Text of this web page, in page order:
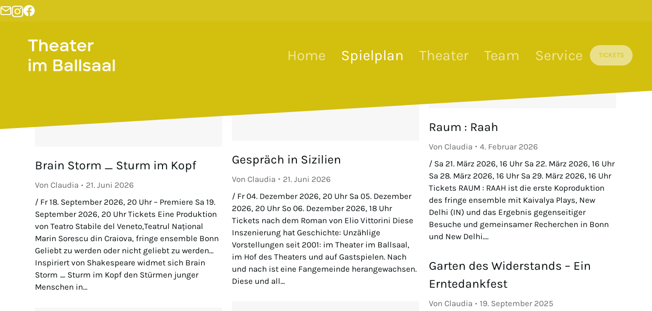
Home Spielplan Theater Team Service TICKETS
Brain Storm _ Sturm im Kopf
Von Claudia
21. Juni 2026
/ Fr 18. September 2026, 20 Uhr – Premiere Sa 19.
September 2026, 20 Uhr Tickets Eine Produktion
von Teatro Stabile del Veneto,Teatrul Național
Marin Sorescu din Craiova, fringe ensemble Bonn
Geliebt zu werden oder nicht geliebt zu werden…
Inspiriert von Shakespeare widmet sich Brain
Storm _ Sturm im Kopf den Stürmen junger
Menschen in…
Gespräch in Sizilien
Von Claudia
21. Juni 2026
/ Fr 04. Dezember 2026, 20 Uhr Sa 05. Dezember
2026, 20 Uhr So 06. Dezember 2026, 18 Uhr
Tickets nach dem Roman von Elio Vittorini Diese
Inszenierung hat Geschichte: Unzählige
Vorstellungen seit 2001: im Theater im Ballsaal,
im Hof des Theaters und auf Gastspielen. Nach
und nach ist eine Fangemeinde herangewachsen.
Diese und all…
Raum : Raah
Von Claudia
4. Februar 2026
/ Sa 21. März 2026, 16 Uhr Sa 22. März 2026, 16 Uhr
Sa 28. März 2026, 16 Uhr Sa 29. März 2026, 16 Uhr
Tickets RAUM : RAAH ist die erste Koproduktion
des fringe ensemble mit Kaivalya Plays, New
Delhi (IN) und das Ergebnis gegenseitiger
Besuche und gemeinsamer Recherchen in Bonn
und New Delhi.…
Garten des Widerstands – Ein
Erntedankfest
Von Claudia
19. September 2025